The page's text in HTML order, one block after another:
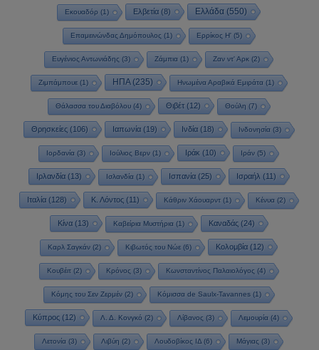
Εκουαδόρ (1) Ελβετία (8) Ελλάδα (550)
Επαμεινώνδας Δημόπουλος (1) Ερρίκος Η'(5)
Ευγένιος Αντωνιάδης (3) Ζάμπια (1) Ζαν ντ' Αρκ (2)
Ζιμπάμπουε(1) ΗΠΑ(235) Ηνωμένα Αραβικά Εμιράτα(1)
Θάλασσα του Διαβόλου(4) Θιβέτ(12) Θούλη (7)
Θρησκείες(106) Ιαπωνία(19) Ινδία(18) Ινδονησία(3)
Ιορδανία (3) Ιούλιος Βερν (1) Ιράκ (10) Ιράν (5)
Ιρλανδία(13) Ισλανδία(1) Ισπανία(25) Ισραήλ (11)
Ιταλία(128) Κ. Λόντος(11) Κάθριν Χάουαρντ(1) Κένυα(2)
Κίνα(13) Καβείρια Μυστήρια(1) Καναδάς(24)
Καρλ Σαγκάν (2) Κιβωτός του Νώε (6) Κολομβία (12)
Κουβέιτ(2) Κρόνος (3) Κωνσταντίνος Παλαιολόγος (4)
Κόμης του Σεν Ζερμέν(2) Κόμισσα de Saulx-Tavannes(1)
Κύπρος (12) Λ. Δ. Κονγκό (2) Λίβανος (3) Λεμουρία (4)
Λετονία (3) Λιβύη (2) Λουδοβίκος ΙΔ (6) Μάγιας (3)